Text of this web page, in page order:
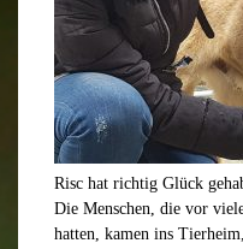
Risc hat richtig Glück
Die Menschen, die vor
hatten, kamen ins